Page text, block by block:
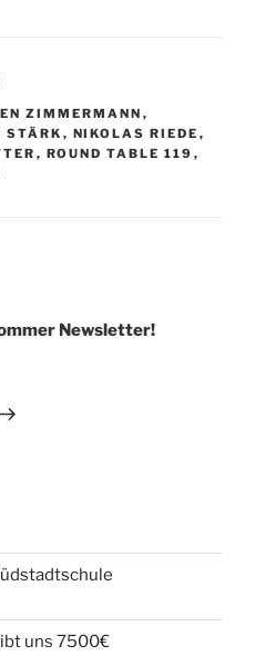
ZIMMERMANN ,
STÄRK , NIKOLAS RIEDE ,
, ROUND TABLE 119 ,
Newsletter!
uns 7500€